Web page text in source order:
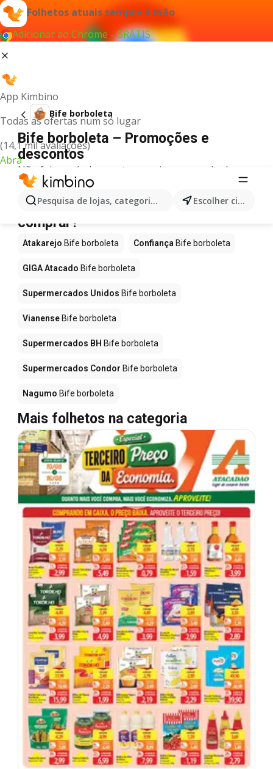
Folhetos atuais sempre à mão
Adicionar ao Chrome - GRÁTIS
App Kimbino
Todas as ofertas num só lugar
(14,1 mil avaliações)
Abra
Pesquisa de lojas, categorias,produtos... Escolher cidade
Bife borboleta
Bife borboleta – Promoções e
descontos
Não foi possível encontrar quaisquer resultados
para este termo.
Bife borboleta em promoção - Onde
comprar?
Atakarejo Bife borboleta Confiança Bife borboleta
GIGA Atacado Bife borboleta
Supermercados Unidos Bife borboleta
Vianense Bife borboleta
Supermercados BH Bife borboleta
Supermercados Condor Bife borboleta
Nagumo Bife borboleta
Mais folhetos na categoria